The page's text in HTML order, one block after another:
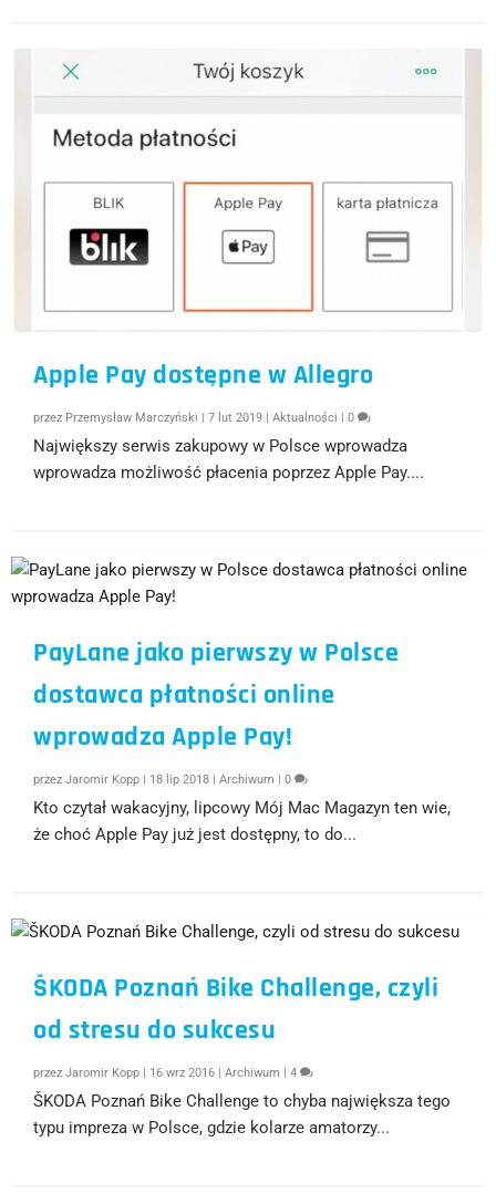
Apple Pay dostępne w Allegro
przez Przemysław Marczyński |7 lut 2019 |Aktualności |0
Największy serwis zakupowy w Polsce wprowadza
wprowadza możliwość płacenia poprzez Apple Pay....
PayLane jako pierwszy w Polsce
dostawca płatności online
wprowadza Apple Pay!
przezJaromir Kopp | 18 lip 2018 |Archiwum |0
Kto czytał wakacyjny, lipcowy Mój Mac Magazyn ten wie,
że choć Apple Pay już jest dostępny, to do...
ŠKODA Poznań Bike Challenge, czyli
od stresu do sukcesu
przezJaromir Kopp | 16 wrz 2016 |Archiwum |4
ŠKODA Poznań Bike Challenge to chyba największa tego
typu impreza w Polsce, gdzie kolarze amatorzy...